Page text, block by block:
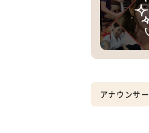
アナウンサー